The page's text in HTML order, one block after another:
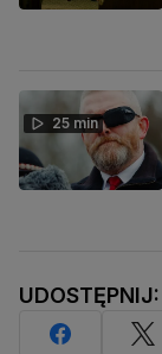
25 min
UDOSTĘPNIJ: